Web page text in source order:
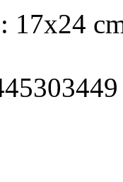
: 17x24